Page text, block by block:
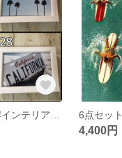
6点セット
4,400円